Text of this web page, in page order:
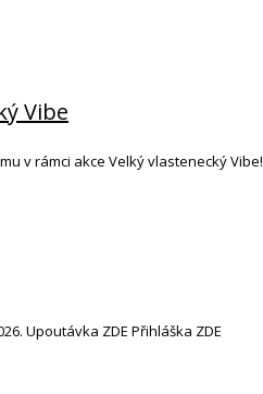
Vibe
v rámci akce Velký vlastenecký Vibe!
Upoutávka ZDE Přihláška ZDE